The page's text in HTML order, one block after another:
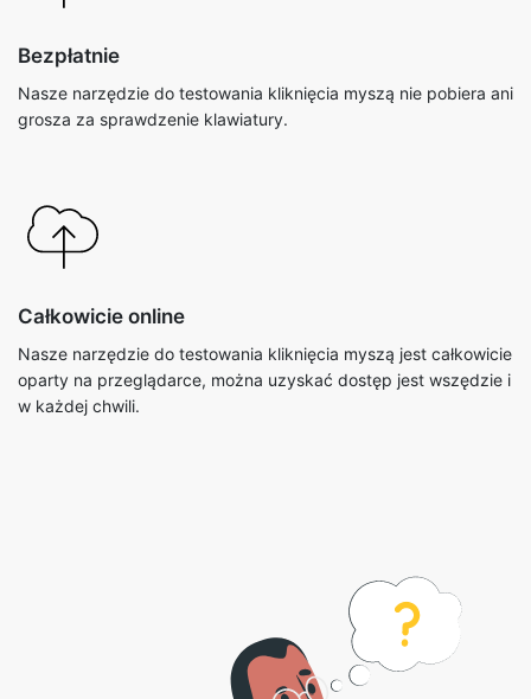
Bezpłatnie
Nasze narzędzie do testowania kliknięcia myszą nie pobiera ani
grosza za sprawdzenie klawiatury.
Całkowicie online
Nasze narzędzie do testowania kliknięcia myszą jest całkowicie
oparty na przeglądarce, można uzyskać dostęp jest wszędzie i
w każdej chwili.